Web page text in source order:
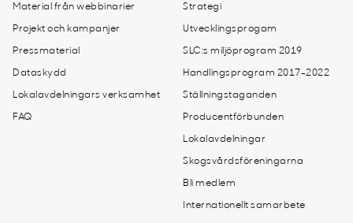
Material från webbinarier
Projekt och kampanjer
Pressmaterial
Dataskydd
Lokalavdelningars verksamhet
FAQ
Strategi
Utvecklingsprogam
SLC:s miljöprogram 2019
Handlingsprogram 2017-2022
Ställningstaganden
Producentförbunden
Lokalavdelningar
Skogsvårdsföreningarna
Bli medlem
Internationellt samarbete